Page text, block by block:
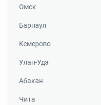
Омск
Барнаул
Кемерово
Улан-Удэ
Абакан
Чита